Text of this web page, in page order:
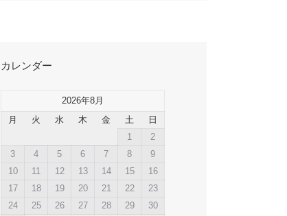
カレンダー
2026年8月
月
火 水 木 金 土
日
1
2
3
4 5 6 7 8
9
10
11 12 13 14 15
16
17
18 19 20 21 22
23
24
25 26 27 28 29
30